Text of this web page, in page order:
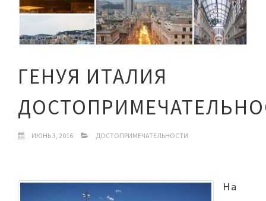
ГЕНУЯ ИТАЛИЯ
ИЮНЬ 3, 2016 ДОСТОПРИМЕЧАТЕЛЬНОСТИ
На